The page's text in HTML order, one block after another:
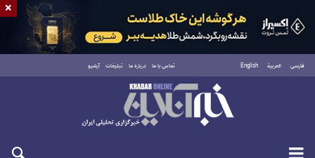
فارسی العربية English تماس با ما درباره ما تبلیغات آرشیو
جمعه ۱۶ مرداد ۱۴۰۵
×